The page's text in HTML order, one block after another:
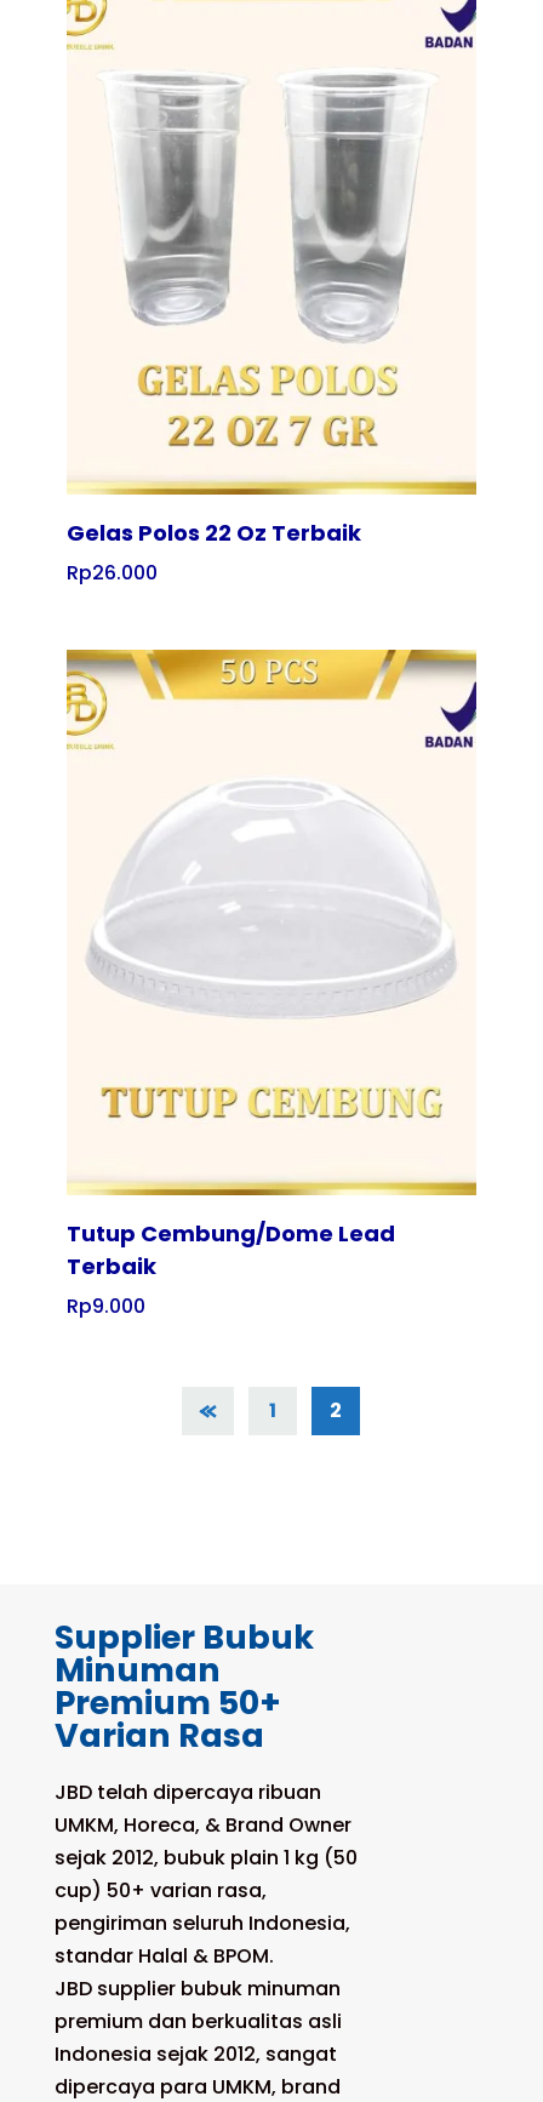
Gelas Polos 22 Oz Terbaik
Rp26.000
Tampilkan
Tutup Cembung/Dome Lead
Terbaik
Rp9.000
1 2
Supplier Bubuk
Minuman
Premium 50+
Varian Rasa
JBD telah dipercaya ribuan
UMKM, Horeca, & Brand Owner
sejak 2012, bubuk plain 1 kg (50
cup) 50+ varian rasa,
pengiriman seluruh Indonesia,
standar Halal & BPOM.
JBD supplier bubuk minuman
premium dan berkualitas asli
Indonesia sejak 2012, sangat
dipercaya para UMKM, brand